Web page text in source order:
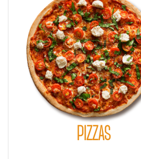
Zones de Livraison
PIZZAS